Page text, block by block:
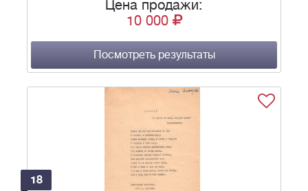
Цена продажи:
10 000
Посмотреть результаты
18